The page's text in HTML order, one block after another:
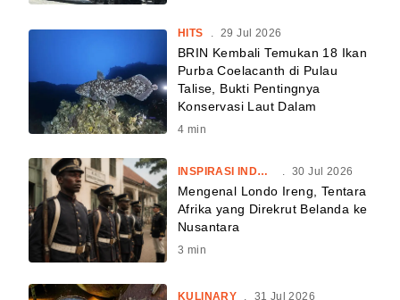
HITS . 29 Jul 2026
BRIN Kembali Temukan 18 Ikan
Purba Coelacanth di Pulau
Talise, Bukti Pentingnya
Konservasi Laut Dalam
4 min
INSPIRASI INDONESIA 30 Jul 2026
Mengenal Londo Ireng, Tentara
Afrika yang Direkrut Belanda ke
Nusantara
3 min
KULINARY 31 Jul 2026